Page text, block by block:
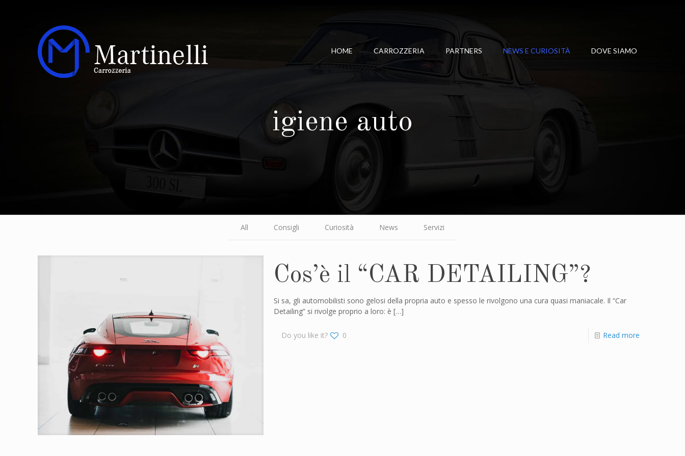
HOME CARROZZERIA PARTNERS NEWS E CURIOSITÀ DOVE SIAMO
igiene auto
All Consigli Curiosità News Servizi
Cos’è il “CAR DETAILING”?
Si sa, gli automobilisti sono gelosi della propria auto e spesso le rivolgono una cura quasi maniacale. Il “Car
Detailing” si rivolge proprio a loro: è […]
Do you like it? 0 Read more